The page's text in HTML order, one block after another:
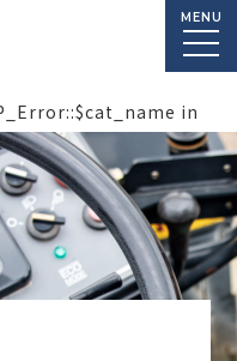
MENU
in
public_html/wp-
single.phpon